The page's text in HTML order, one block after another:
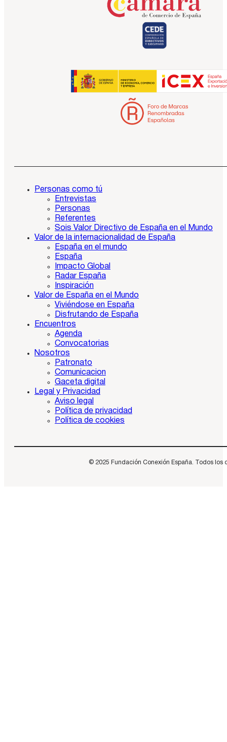
Personas como tú
Entrevistas
Personas
Referentes
Sois Valor Directivo de España en el Mundo
Valor de la internacionalidad de España
España en el mundo
España
Impacto Global
Radar España
Inspiración
Valor de España en el Mundo
Viviéndose en España
Disfrutando de España
Encuentros
Agenda
Convocatorias
Nosotros
Patronato
Comunicacion
Gaceta digital
Legal y Privacidad
Aviso legal
Política de privacidad
Política de cookies
© 2025 Fundación Conexión España. Todos los